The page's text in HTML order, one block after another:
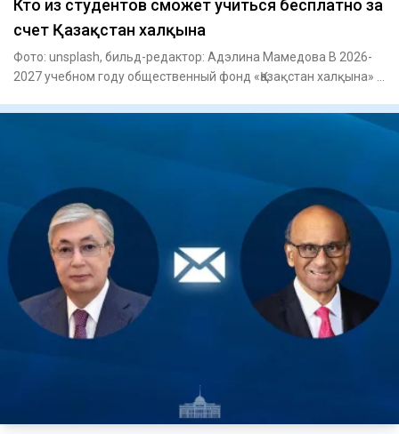
Кто из студентов сможет учиться бесплатно за
счет Қазақстан халқына
Фото: unsplash, бильд-редактор: Адэлина Мамедова В 2026-
2027 учебном году общественный фонд «Қазақстан халқына» в